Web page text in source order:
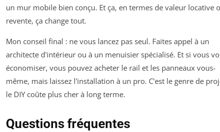
un mur mobile bien conçu. Et ça, en termes de valeur locative
revente, ça change tout.
Mon conseil final : ne vous lancez pas seul. Faites appel à un
architecte d'intérieur ou à un menuisier spécialisé. Et si vous
économiser, vous pouvez acheter le rail et les panneaux vous-
même, mais laissez l'installation à un pro. C'est le genre de
le DIY coûte plus cher à long terme.
Questions fréquentes